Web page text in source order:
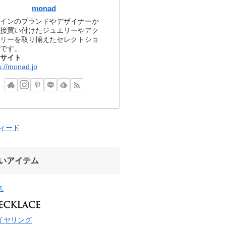
monad
ンのブランドやデザイナーか
買い付けたジュエリーやアク
ーを取り揃えたセレクトショ
す。
イト
monad.jp
ード
アイテム
ヤリング